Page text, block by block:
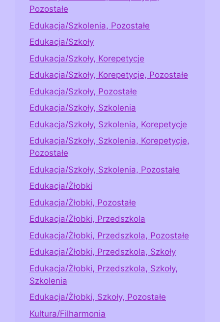
Pozostałe
Edukacja/Szkolenia, Pozostałe
Edukacja/Szkoły
Edukacja/Szkoły, Korepetycje
Edukacja/Szkoły, Korepetycje, Pozostałe
Edukacja/Szkoły, Pozostałe
Edukacja/Szkoły, Szkolenia
Edukacja/Szkoły, Szkolenia, Korepetycje
Edukacja/Szkoły, Szkolenia, Korepetycje,
Pozostałe
Edukacja/Szkoły, Szkolenia, Pozostałe
Edukacja/Żłobki
Edukacja/Żłobki, Pozostałe
Edukacja/Żłobki, Przedszkola
Edukacja/Żłobki, Przedszkola, Pozostałe
Edukacja/Żłobki, Przedszkola, Szkoły
Edukacja/Żłobki, Przedszkola, Szkoły,
Szkolenia
Edukacja/Żłobki, Szkoły, Pozostałe
Kultura/Filharmonia